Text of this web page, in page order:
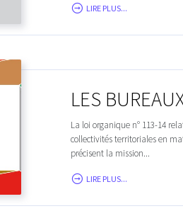
LIRE PLUS...
LES
La loi organique n° 113-14
collectivités territoriales en
précisent la mission...
LIRE PLUS...